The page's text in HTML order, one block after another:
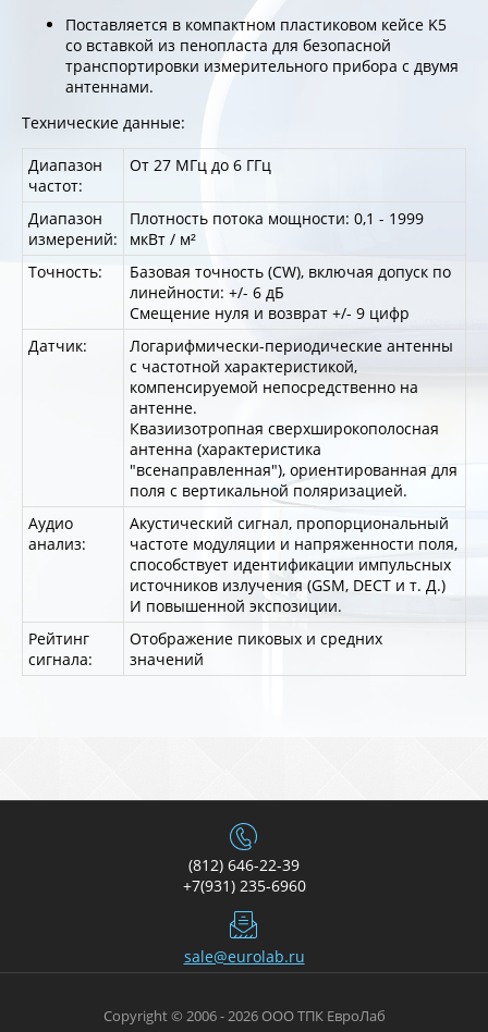
Поставляется в компактном пластиковом кейсе K5
со вставкой из пенопласта для безопасной
транспортировки измерительного прибора с двумя
антеннами.
Технические данные:
Диапазон
частот:
От 27 МГц до 6 ГГц
Диапазон
измерений:
Плотность потока мощности: 0,1 - 1999
мкВт / м²
Точность:
Базовая точность (CW), включая допуск по
линейности: +/- 6 дБ
Смещение нуля и возврат +/- 9 цифр
Датчик:
Логарифмически-периодические антенны
с частотной характеристикой,
компенсируемой непосредственно на
антенне.
Квазиизотропная сверхширокополосная
антенна (характеристика
"всенаправленная"), ориентированная для
поля с вертикальной поляризацией.
Аудио
анализ:
Акустический сигнал, пропорциональный
частоте модуляции и напряженности поля,
способствует идентификации импульсных
источников излучения (GSM, DECT и т. Д.)
И повышенной экспозиции.
Рейтинг
сигнала:
Отображение пиковых и средних
значений
(812) 646-22-39
+7(931) 235-6960
sale@eurolab.ru
Copyright © 2006 - 2026 ООО ТПК ЕвроЛаб